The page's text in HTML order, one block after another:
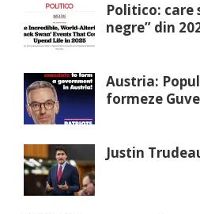
Politico: care
negre” din
Austria:
formeze
Justin